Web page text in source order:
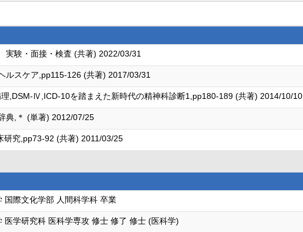
験・面接・検査 (共著) 2022/03/31
ルスケア,pp115-126 (共著) 2017/03/31
,DSM-Ⅳ,ICD-10を踏まえた新時代の精神科診断1,pp180-189 (共著) 2014/10/10
典,＊ (単著) 2012/07/25
研究,pp73-92 (共著) 2011/03/25
国際文化学部 人間科学科 卒業
医学研究科 医科学専攻 修士 修了 修士 (医科学)